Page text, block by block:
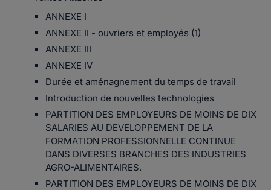
ANNEXE I
ANNEXE II - ouvriers et employés (1)
ANNEXE III
ANNEXE IV
Durée et aménagnement du temps de travail
Introduction de nouvelles technologies
PARTITION DES EMPLOYEURS DE MOINS DE DIX
SALARIES AU DEVELOPPEMENT DE LA
FORMATION PROFESSIONNELLE CONTINUE
DANS DIVERSES BRANCHES DES INDUSTRIES
AGRO-ALIMENTAIRES.
PARTITION DES EMPLOYEURS DE MOINS DE DIX